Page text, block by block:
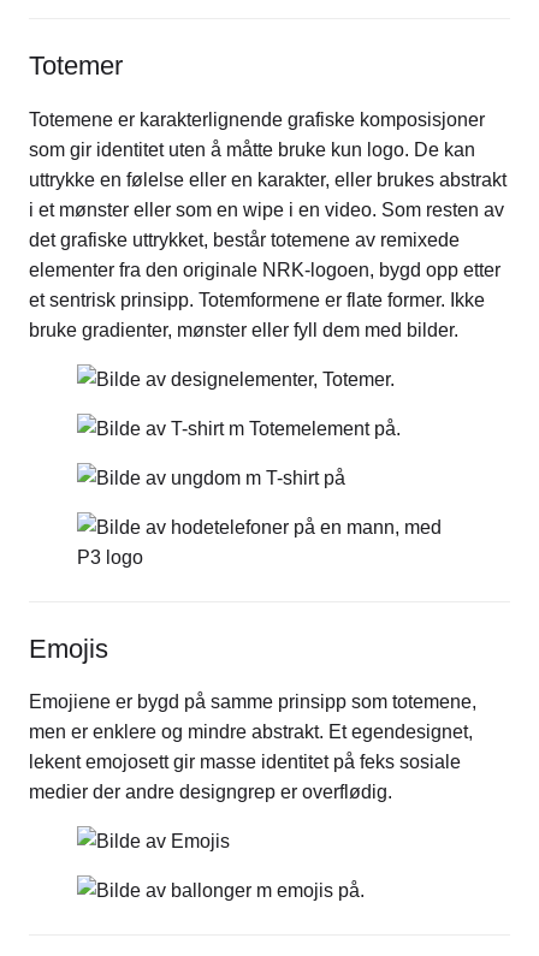
Totemer
Totemene er karakterlignende grafiske komposisjoner
som gir identitet uten å måtte bruke kun logo. De kan
uttrykke en følelse eller en karakter, eller brukes abstrakt
i et mønster eller som en wipe i en video. Som resten av
det grafiske uttrykket, består totemene av remixede
elementer fra den originale NRK-logoen, bygd opp etter
et sentrisk prinsipp. Totemformene er flate former. Ikke
bruke gradienter, mønster eller fyll dem med bilder.
Emojis
Emojiene er bygd på samme prinsipp som totemene,
men er enklere og mindre abstrakt. Et egendesignet,
lekent emojosett gir masse identitet på feks sosiale
medier der andre designgrep er overflødig.